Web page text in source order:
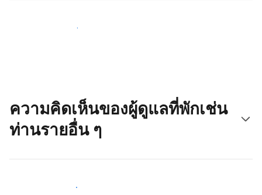
เข้าถึงลูกค้าใหม่ ๆ ตั้งแต่วันนี้
ความคิดเห็นของผู้ดูแลที่พักเช่น
ท่านรายอื่น ๆ
มาร่วมกับผู้ดูแลที่พักเช่นท่าน